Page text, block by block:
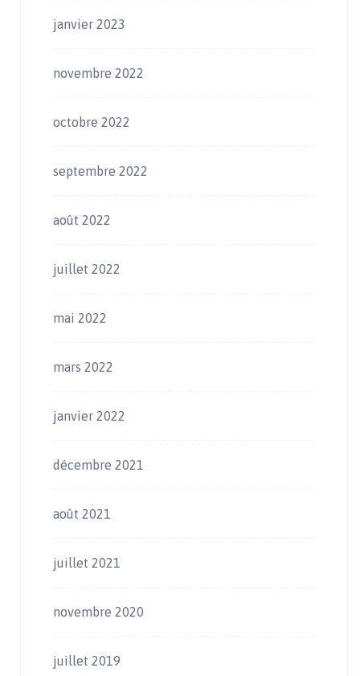
janvier 2023
novembre 2022
octobre 2022
septembre 2022
août 2022
juillet 2022
mai 2022
mars 2022
janvier 2022
décembre 2021
août 2021
juillet 2021
novembre 2020
juillet 2019